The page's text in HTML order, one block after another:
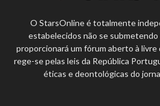
O StarsOnline é totalmente
estabelecidos não se submetendo
proporcionará um fórum aberto à
rege-se pelas leis da República
éticas e deontológicas do